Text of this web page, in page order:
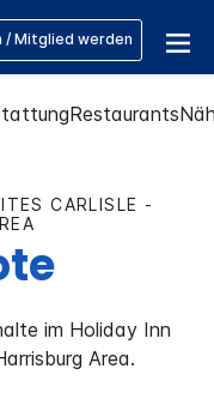
/ Mitglied werden
Restaurants
CARLISLE -
im Holiday Inn
Area.